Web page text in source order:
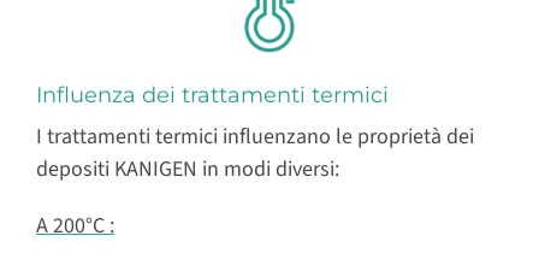
Influenza dei trattamenti termici
I trattamenti termici influenzano le proprietà dei
depositi KANIGEN in modi diversi:
A 200°C :